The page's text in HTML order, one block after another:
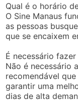
Qual é o horário
O Sine Manaus
as pessoas
que se encaixem
É necessário
Não é necessário
recomendável
garantir uma
dias de alta